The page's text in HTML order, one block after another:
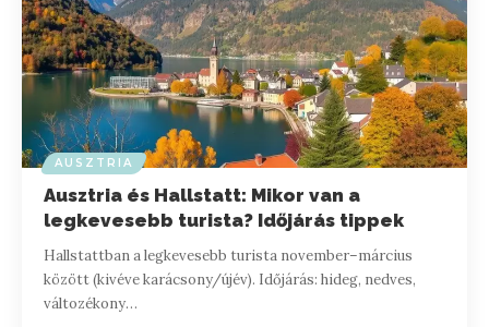
AUSZTRIA
Ausztria és Hallstatt: Mikor van a
legkevesebb turista? Időjárás tippek
Hallstattban a legkevesebb turista november–március
között (kivéve karácsony/újév). Időjárás: hideg, nedves,
változékony…